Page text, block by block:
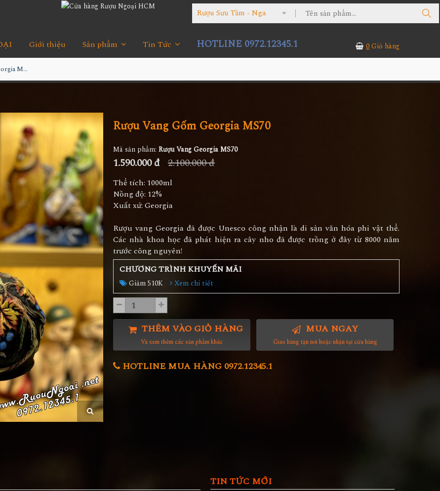
Rượu Sưu Tầm - Nga
Giới thiệu Sản phẩm Tin Tức HOTLINE 0972.12345.1 0Giỏ hàng
Rượu Vang Gốm Georgia MS70
Rượu Vang Gốm Georgia MS70
Mã sản phẩm: Rượu Vang Georgia MS70
1.590.000 đ 2.100.000 đ
Thể tích: 1000ml
Nồng độ: 12%
Xuất xứ: Georgia
Rượu vang Georgia đã được Unesco công nhận là di sản văn hóa phi vật thể.
Các nhà khoa học đã phát hiện ra cây nho đã được trồng ở đây từ 8000 năm
trước công nguyên!
CHƯƠNG TRÌNH KHUYẾN MÃI
Giảm 510K Xem chi tiết
THÊM VÀO GIỎ HÀNG
Và xem thêm các sản phẩm khác
MUA NGAY
Giao hàng tận nơi hoặc nhận tại cửa hàng
HOTLINE MUA HÀNG 0972.12345.1
TIN TỨC MỚI